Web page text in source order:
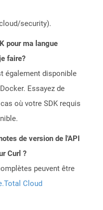
security).
pour ma langue
faire?
également disponible
Essayez de
où votre SDK requis
de version de l'API
Curl ?
peuvent être
Cloud